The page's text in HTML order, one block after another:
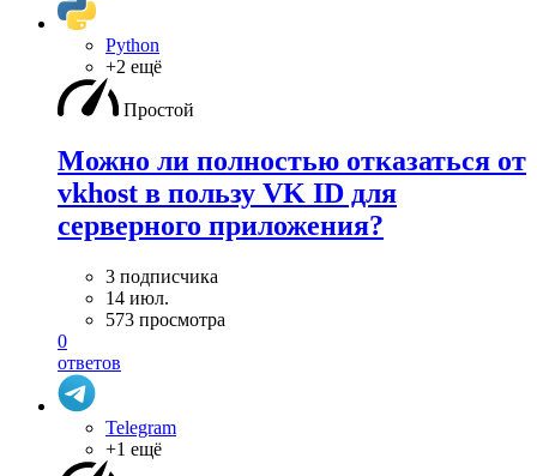
Python
+2 ещё
Простой
Можно ли полностью отказаться от
vkhost в пользу VK ID для
серверного приложения?
3 подписчика
14 июл.
573 просмотра
0
ответов
Telegram
+1 ещё